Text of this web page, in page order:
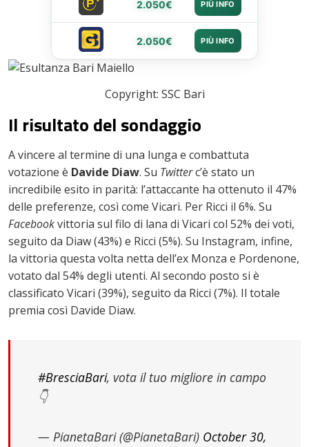
2.050€ PIÙ INFO
2.050€ PIÙ INFO
Copyright: SSC Bari
Il risultato del sondaggio
A vincere al termine di una lunga e combattuta
votazione è Davide Diaw. Su Twitterc’è stato un
incredibile esito in parità: l’attaccante ha ottenuto il 47%
delle preferenze, così come Vicari. Per Ricci il 6%. Su
Facebookvittoria sul filo di lana di Vicari col 52% dei voti,
seguito da Diaw (43%) e Ricci (5%). Su Instagram, infine,
la vittoria questa volta netta dell’ex Monza e Pordenone,
votato dal 54% degli utenti. Al secondo posto si è
classificato Vicari (39%), seguito da Ricci (7%). Il totale
premia così Davide Diaw.
#BresciaBari, vota il tuo migliore in campo
👇
— PianetaBari (@PianetaBari) October 30,